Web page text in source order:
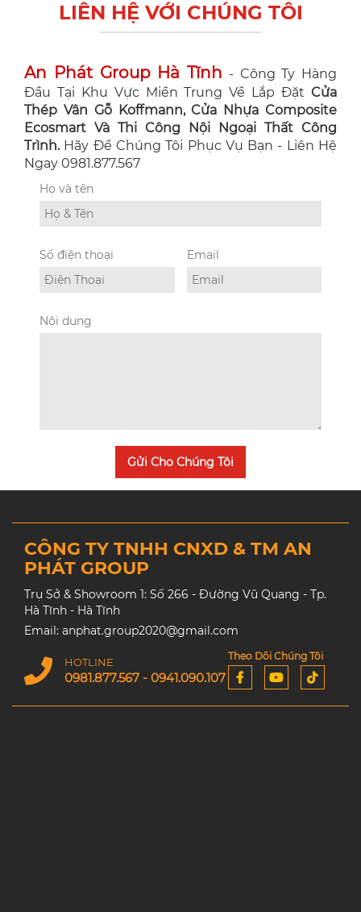
LIÊN HỆ VỚI CHÚNG TÔI
An Phát Group Hà Tĩnh - Công Ty Hàng
Đầu Tại Khu Vực Miền Trung Về Lắp Đặt Cửa
Thép Vân Gỗ Koffmann, Cửa Nhựa Composite
Ecosmart Và Thi Công Nội Ngoại Thất Công
Trình. Hãy Để Chúng Tôi Phục Vụ Bạn - Liên Hệ
Ngay 0981.877.567
Họ và tên
Số điện thoại Email
Nội dung
Gửi Cho Chúng Tôi
CÔNG TY TNHH CNXD & TM AN
PHÁT GROUP
Trụ Sở & Showroom 1: Số 266 - Đường Vũ Quang - Tp.
Hà Tĩnh - Hà Tĩnh
Email: anphat.group2020@gmail.com
HOTLINE
0981.877.567 - 0941.090.107
Theo Dõi Chúng Tôi